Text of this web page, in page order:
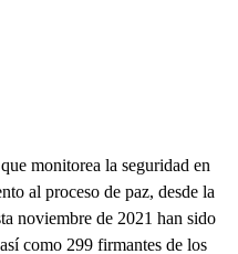
monitorea la seguridad en
al proceso de paz, desde la
noviembre de 2021 han sido
como 299 firmantes de los